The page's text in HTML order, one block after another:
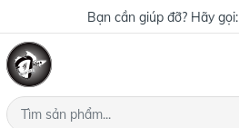
Bạn cần giúp đỡ? Hãy gọi: